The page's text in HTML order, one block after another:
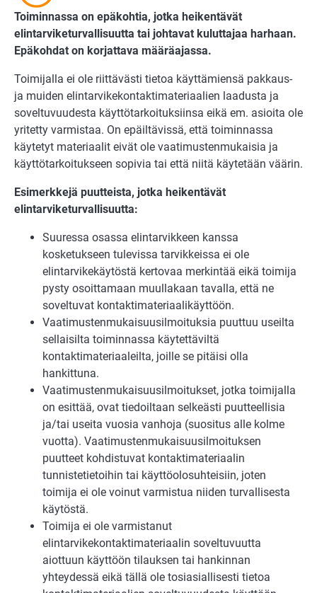
Toiminnassa on epäkohtia, jotka heikentävät
elintarviketurvallisuutta tai johtavat kuluttajaa harhaan.
Epäkohdat on korjattava määräajassa.
Toimijalla ei ole riittävästi tietoa käyttämiensä pakkaus-
ja muiden elintarvikekontaktimateriaalien laadusta ja
soveltuvuudesta käyttötarkoituksiinsa eikä em. asioita ole
yritetty varmistaa. On epäiltävissä, että toiminnassa
käytetyt materiaalit eivät ole vaatimustenmukaisia ja
käyttötarkoitukseen sopivia tai että niitä käytetään väärin.
Esimerkkejä puutteista, jotka heikentävät
elintarviketurvallisuutta:
Suuressa osassa elintarvikkeen kanssa
kosketukseen tulevissa tarvikkeissa ei ole
elintarvikekäytöstä kertovaa merkintää eikä toimija
pysty osoittamaan muullakaan tavalla, että ne
soveltuvat kontaktimateriaalikäyttöön.
Vaatimustenmukaisuusilmoituksia puuttuu useilta
sellaisilta toiminnassa käytettäviltä
kontaktimateriaaleilta, joille se pitäisi olla
hankittuna.
Vaatimustenmukaisuusilmoitukset, jotka toimijalla
on esittää, ovat tiedoiltaan selkeästi puutteellisia
ja/tai useita vuosia vanhoja (suositus alle kolme
vuotta). Vaatimustenmukaisuusilmoituksen
puutteet kohdistuvat kontaktimateriaalin
tunnistetietoihin tai käyttöolosuhteisiin, joten
toimija ei ole voinut varmistua niiden turvallisesta
käytöstä.
Toimija ei ole varmistanut
elintarvikekontaktimateriaalin soveltuvuutta
aiottuun käyttöön tilauksen tai hankinnan
yhteydessä eikä tällä ole tosiasiallisesti tietoa